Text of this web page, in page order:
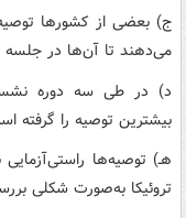
ج) بعضی از کشورها
می‌دهند تا آن‌ها در جلسه
بیشترین توصیه را گرفته
هـ) توصیه‌ها
تروئیکا به‌صورت شکلی